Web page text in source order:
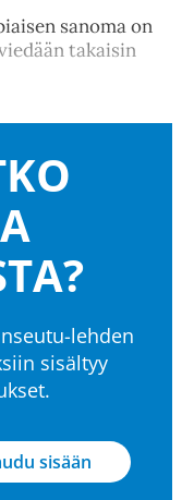
sanoma on
takaisin
lehden
sisältyy
sisään